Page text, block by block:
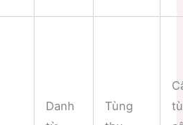
Danh
Tùng